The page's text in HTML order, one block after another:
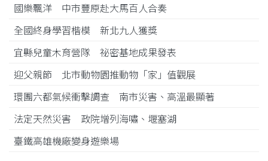
國樂飄洋 中市豐原赴大馬百人合奏
全國終身學習楷模 新北九人獲獎
宜縣兒童木育營隊 祕密基地成果發表
迎父親節 北市動物園推動物「家」值觀展
環團六都氣候衝擊調查 南市災害、高溫最顯著
法定天然災害 政院增列海嘯、堰塞湖
臺鐵高雄機廠變身遊樂場